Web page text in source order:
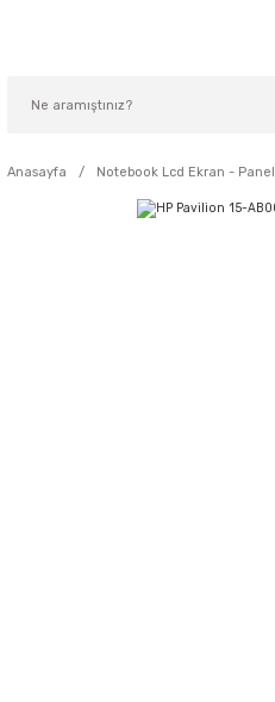
Anasayfa Notebook Lcd Ekran - Panel